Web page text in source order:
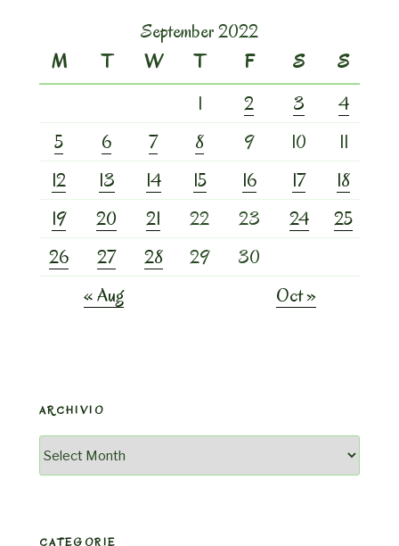
September 2022
M
T W T F S
S
1
2 3
4
5
6 7 8 9 10
11
12
13 14 15 16 17
18
19
20 21 22 23 24
25
26
27 28 29
30
« Aug
Oct »
ARCHIVIO
Archivio
CATEGORIE